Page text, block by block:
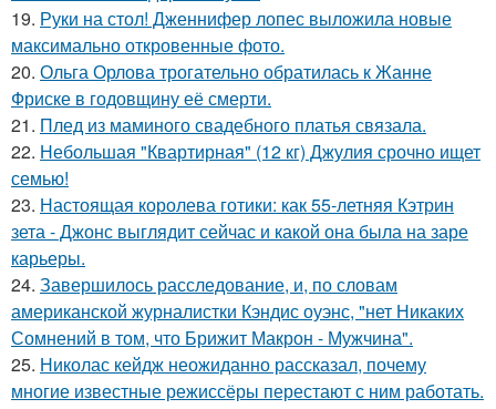
19. Руки на стол! Дженнифер лопес выложила новые
максимально откровенные фото.
20. Ольга Орлова трогательно обратилась к Жанне
Фриске в годовщину её смерти.
21. Плед из маминого свадебного платья связала.
22. Небольшая "Квартирная" (12 кг) Джулия срочно ищет
семью!
23. Настоящая королева готики: как 55-летняя Кэтрин
зета - Джонс выглядит сейчас и какой она была на заре
карьеры.
24. Завершилось расследование, и, по словам
американской журналистки Кэндис оуэнс, "нет Никаких
Сомнений в том, что Брижит Макрон - Мужчина".
25. Николас кейдж неожиданно рассказал, почему
многие известные режиссёры перестают с ним работать.